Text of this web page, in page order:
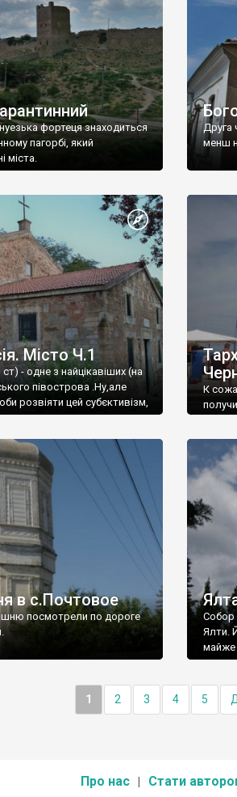
фортеця знаходиться
пагорбі, який
міста.
Друга
менш
Місто Ч.1
- одне з найцікавіших (на
півострова .Ну,але
розвіяти цей субєктивізм,
К
в с.Почтовое
посмотрели по дороге
Собор
Ялти.
майже
1 2 3 4 5
Про нас Стати